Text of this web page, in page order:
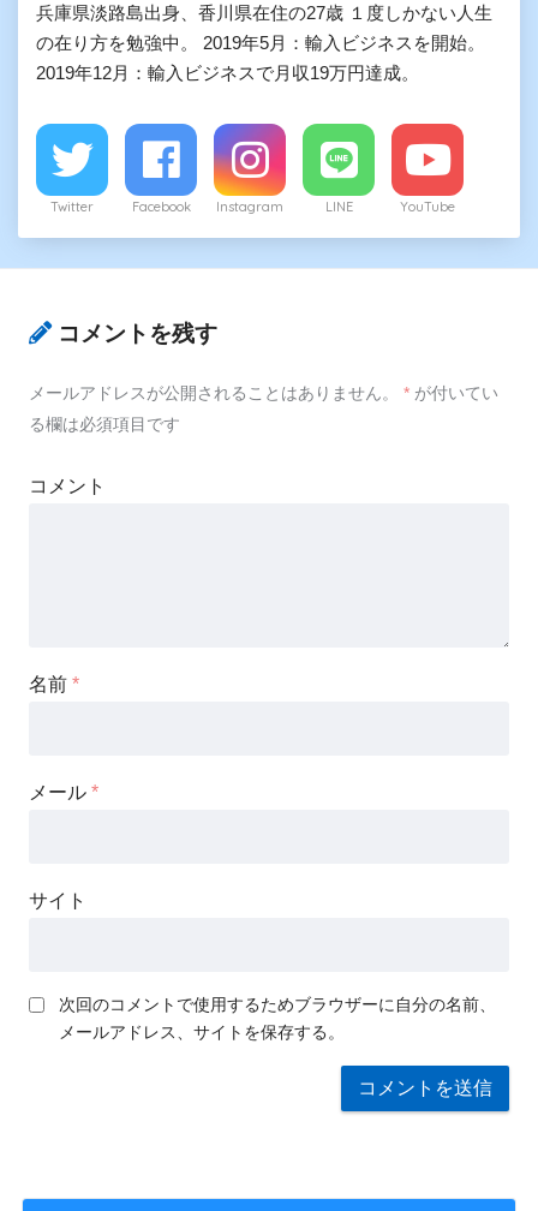
兵庫県淡路島出身、香川県在住の27歳 １度しかない人生
の在り方を勉強中。 2019年5月：輸入ビジネスを開始。
2019年12月：輸入ビジネスで月収19万円達成。
Twitter Facebook Instagram LINE YouTube
コメントを残す
メールアドレスが公開されることはありません。 * が付いてい
る欄は必須項目です
コメント
名前 *
メール *
サイト
次回のコメントで使用するためブラウザーに自分の名前、
メールアドレス、サイトを保存する。